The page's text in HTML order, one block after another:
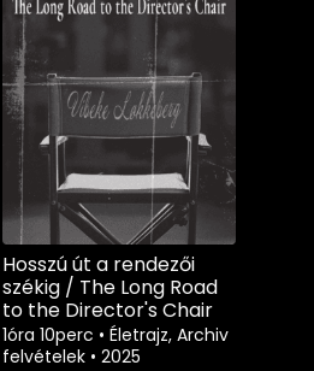
Hosszú út a rendezői
székig / The Long Road
to the Director's Chair
1óra 10perc • Életrajz, Archiv
felvételek • 2025